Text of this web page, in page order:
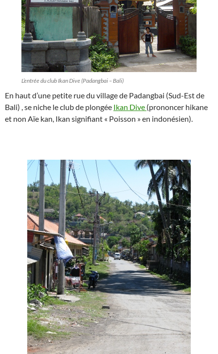
L’entrée du club Ikan Dive (Padangbai – Bali)
En haut d’une petite rue du village de Padangbai (Sud-Est de
Bali) , se niche le club de plongée Ikan Dive (prononcer hikane
et non Aïe kan, Ikan signifiant « Poisson » en indonésien).